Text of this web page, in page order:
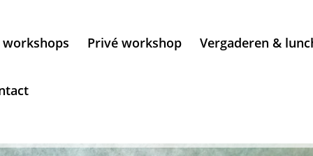
Privé workshop Vergaderen &